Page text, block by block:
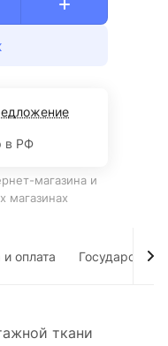
в РФ
магазина и
магазинах
оплата
ткани